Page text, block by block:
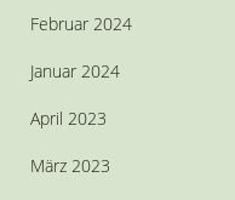
Februar 2024
Januar 2024
April 2023
März 2023